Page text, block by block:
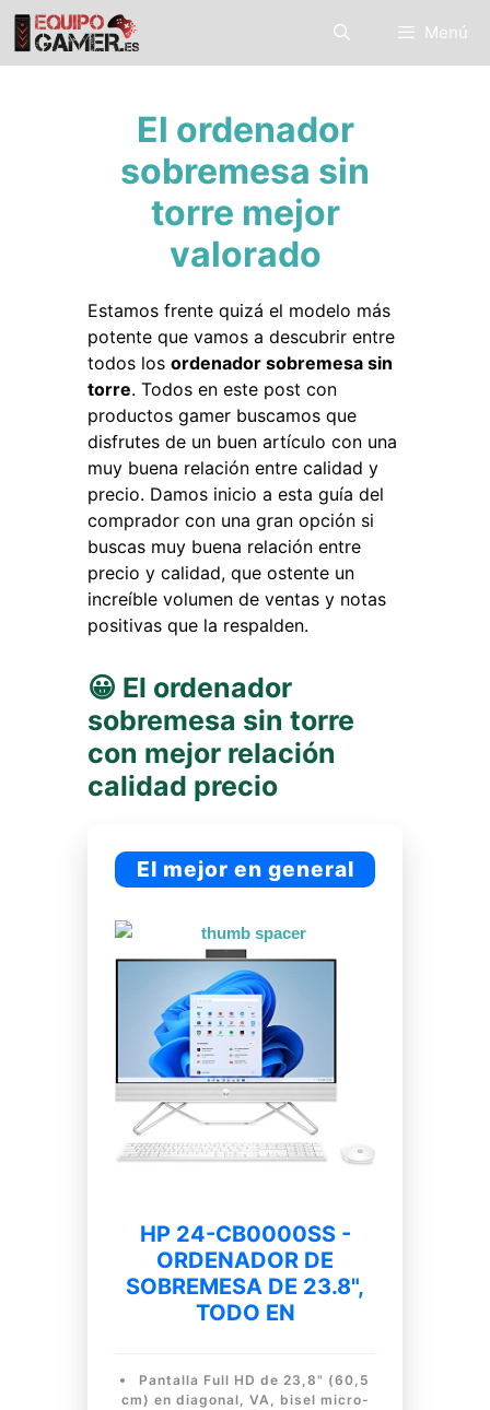
Saltar
contenido
Menú
El ordenador
sobremesa sin
torre mejor
valorado
Estamos frente quizá el modelo más
potente que vamos a descubrir entre
todos los ordenador sobremesa sin
torre. Todos en este post con
productos gamer buscamos que
disfrutes de un buen artículo con una
muy buena relación entre calidad y
precio. Damos inicio a esta guía del
comprador con una gran opción si
buscas muy buena relación entre
precio y calidad, que ostente un
increíble volumen de ventas y notas
positivas que la respalden.
😀 El ordenador
sobremesa sin torre
con mejor relación
calidad precio
El mejor en general
HP 24-CB0000SS -
ORDENADOR DE
SOBREMESA DE 23.8",
TODO EN
Pantalla Full HD de 23,8" (60,5
cm) en diagonal, VA, bisel micro-